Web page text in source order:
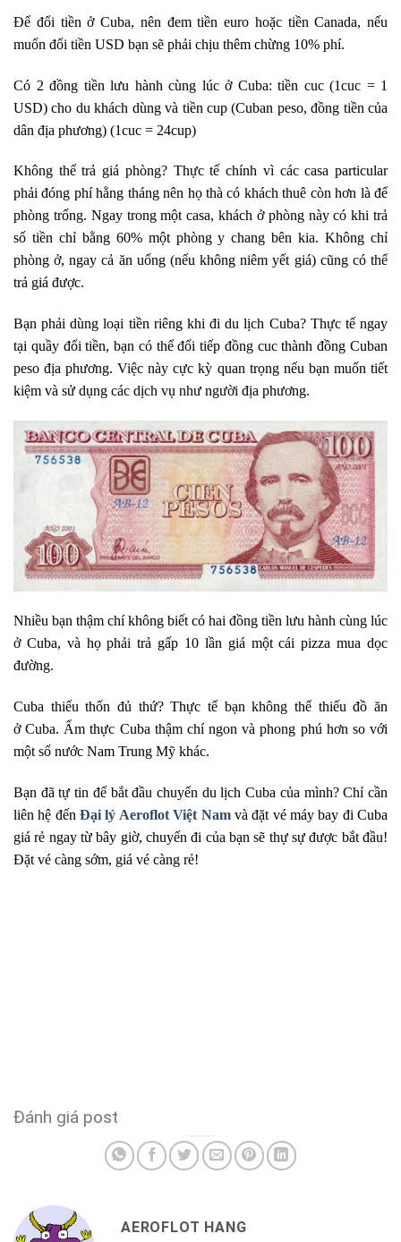
Để đổi tiền ở Cuba, nên đem tiền euro hoặc tiền Canada, nếu
muốn đổi tiền USD bạn sẽ phải chịu thêm chừng 10% phí.
Có 2 đồng tiền lưu hành cùng lúc ở Cuba: tiền cuc (1cuc = 1
USD) cho du khách dùng và tiền cup (Cuban peso, đồng tiền của
dân địa phương) (1cuc = 24cup)
Không thể trả giá phòng? Thực tế chính vì các casa particular
phải đóng phí hằng tháng nên họ thà có khách thuê còn hơn là để
phòng trống. Ngay trong một casa, khách ở phòng này có khi trả
số tiền chỉ bằng 60% một phòng y chang bên kia. Không chỉ
phòng ở, ngay cả ăn uống (nếu không niêm yết giá) cũng có thể
trả giá được.
Bạn phải dùng loại tiền riêng khi đi du lịch Cuba? Thực tế ngay
tại quầy đổi tiền, bạn có thể đổi tiếp đồng cuc thành đồng Cuban
peso địa phương. Việc này cực kỳ quan trọng nếu bạn muốn tiết
kiệm và sử dụng các dịch vụ như người địa phương.
Nhiều bạn thậm chí không biết có hai đồng tiền lưu hành cùng lúc
ở Cuba, và họ phải trả gấp 10 lần giá một cái pizza mua dọc
đường.
Cuba thiếu thốn đủ thứ? Thực tế bạn không thể thiếu đồ ăn
ở Cuba. Ẩm thực Cuba thậm chí ngon và phong phú hơn so với
một số nước Nam Trung Mỹ khác.
Bạn đã tự tin để bắt đầu chuyến du lịch Cuba của mình? Chỉ cần
liên hệ đếnĐại lý Aeroflot Việt Namvà đặt vé máy bay đi Cuba
giá rẻ ngay từ bây giờ, chuyến đi của bạn sẽ thự sự được bắt đầu!
Đặt vé càng sớm, giá vé càng rẻ!
Đánh giá post
AEROFLOT HANG